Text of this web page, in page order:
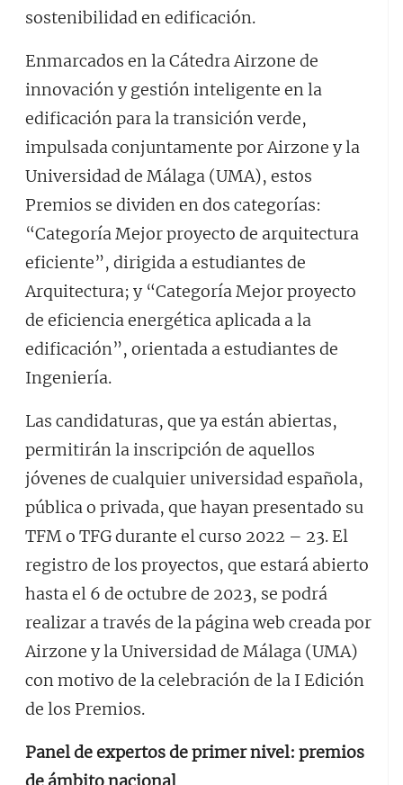
sostenibilidad en edificación.
Enmarcados en la Cátedra Airzone de
innovación y gestión inteligente en la
edificación para la transición verde,
impulsada conjuntamente por Airzone y la
Universidad de Málaga (UMA), estos
Premios se dividen en dos categorías:
“Categoría Mejor proyecto de arquitectura
eficiente”, dirigida a estudiantes de
Arquitectura; y “Categoría Mejor proyecto
de eficiencia energética aplicada a la
edificación”, orientada a estudiantes de
Ingeniería.
Las candidaturas, que ya están abiertas,
permitirán la inscripción de aquellos
jóvenes de cualquier universidad española,
pública o privada, que hayan presentado su
TFM o TFG durante el curso 2022 – 23. El
registro de los proyectos, que estará abierto
hasta el 6 de octubre de 2023, se podrá
realizar a través de la página web creada por
Airzone y la Universidad de Málaga (UMA)
con motivo de la celebración de la I Edición
de los Premios.
Panel de expertos de primer nivel: premios
de ámbito nacional